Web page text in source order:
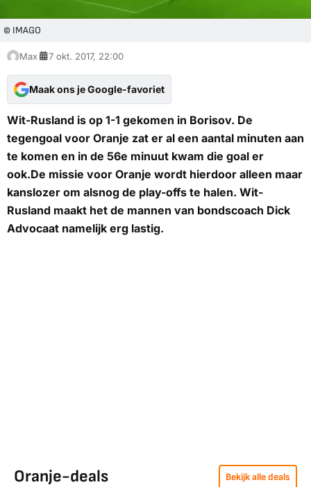
© IMAGO
Max 7 okt. 2017, 22:00
Maak ons je Google-favoriet
Wit-Rusland is op 1-1 gekomen in Borisov. De
tegengoal voor Oranje zat er al een aantal minuten aan
te komen en in de 56e minuut kwam die goal er
ook.De missie voor Oranje wordt hierdoor alleen maar
kanslozer om alsnog de play-offs te halen. Wit-
Rusland maakt het de mannen van bondscoach Dick
Advocaat namelijk erg lastig.
Oranje-deals Bekijk alle deals